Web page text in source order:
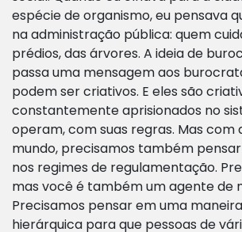
espécie de organismo, eu pensava
na administração pública: quem
prédios, das árvores. A ideia de
passa uma mensagem aos
podem ser criativos. E eles são
constantemente aprisionados no
operam, com suas regras. Mas com
mundo, precisamos também
nos regimes de regulamentação.
mas você é também um agente de
Precisamos pensar em uma
hierárquica para que pessoas de